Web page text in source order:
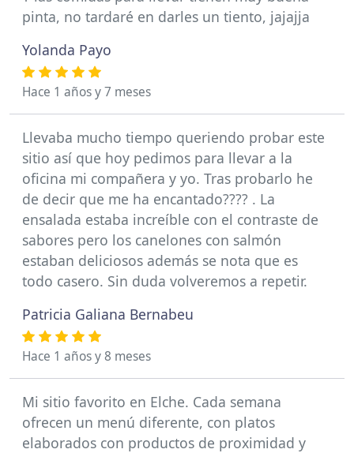
pinta, no tardaré en darles un tiento, jajajja
Yolanda Payo
Hace 1 años y 7 meses
Llevaba mucho tiempo queriendo probar este
sitio así que hoy pedimos para llevar a la
oficina mi compañera y yo. Tras probarlo he
de decir que me ha encantado???? . La
ensalada estaba increíble con el contraste de
sabores pero los canelones con salmón
estaban deliciosos además se nota que es
todo casero. Sin duda volveremos a repetir.
Patricia Galiana Bernabeu
Hace 1 años y 8 meses
Mi sitio favorito en Elche. Cada semana
ofrecen un menú diferente, con platos
elaborados con productos de proximidad y